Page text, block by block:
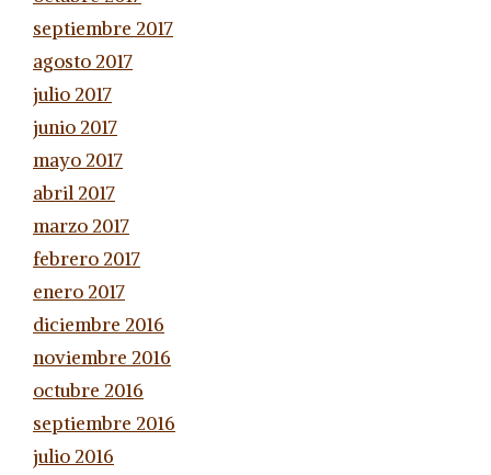
septiembre 2017
agosto 2017
julio 2017
junio 2017
mayo 2017
abril 2017
marzo 2017
febrero 2017
enero 2017
diciembre 2016
noviembre 2016
octubre 2016
septiembre 2016
julio 2016